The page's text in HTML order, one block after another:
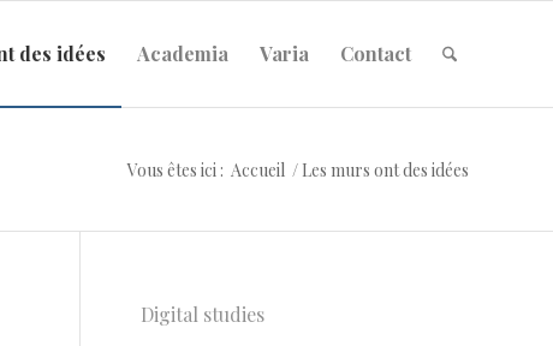
des idées Academia Varia Contact
Vous êtes ici : Accueil / Les murs ont des idées
Digital studies